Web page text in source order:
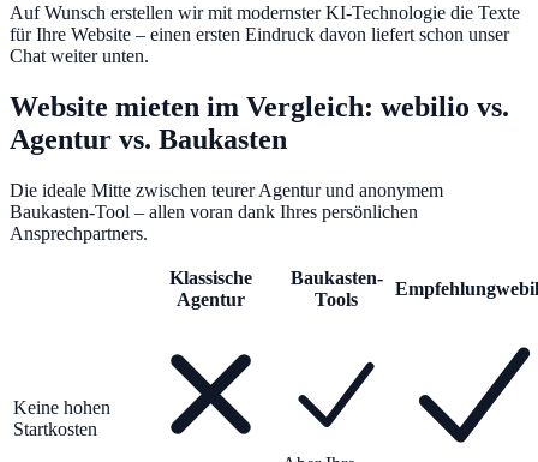
Auf Wunsch erstellen wir mit modernster KI-Technologie die Texte
für Ihre Website – einen ersten Eindruck davon liefert schon unser
Chat weiter unten.
Website mieten im Vergleich: webilio vs.
Agentur vs. Baukasten
Die ideale Mitte zwischen teurer Agentur und anonymem
Baukasten-Tool – allen voran dank Ihres persönlichen
Ansprechpartners.
Klassische
Agentur
Baukasten-
Tools
Empfehlung
Keine hohen
Startkosten